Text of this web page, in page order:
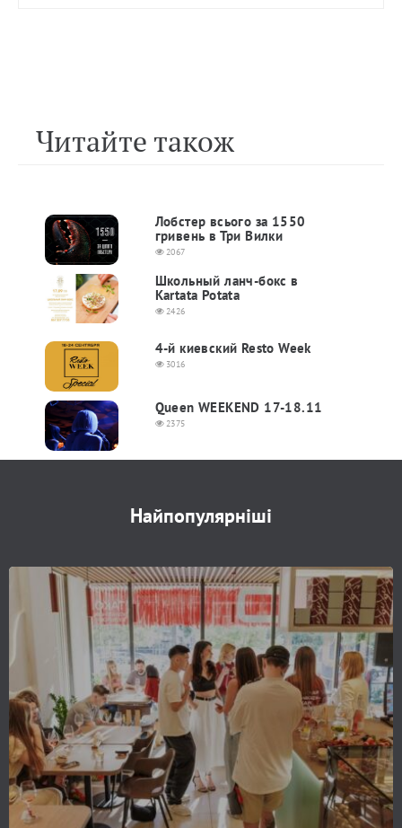
Читайте також
Лобстер всього за 1550
гривень в Три Вилки
2067
Школьный ланч-бокс в
Kartata Potata
2426
4-й киевский Resto Week
3016
Queen WEEKEND 17-18.11
2375
Найпопулярніші